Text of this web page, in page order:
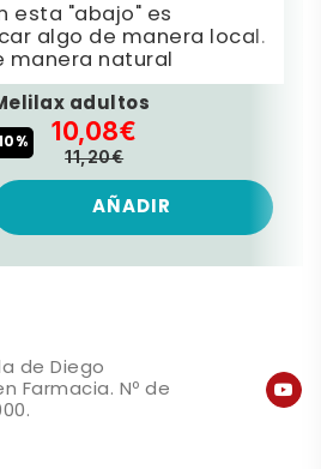
esta "abajo" es
algo de manera local.
manera natural
adultos
10,08€
11,20€
AÑADIR
de Diego
Farmacia. Nº de